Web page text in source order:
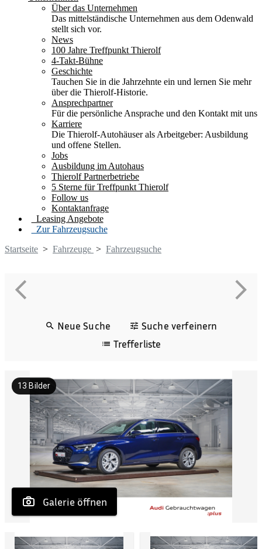
Über das Unternehmen
Das mittelständische Unternehmen aus dem Odenwald
stellt sich vor.
News
100 Jahre Treffpunkt Thierolf
4-Takt-Bühne
Geschichte
Tauchen Sie in die Jahrzehnte ein und lernen Sie mehr
über die Thierolf-Historie.
Ansprechpartner
Für die persönliche Ansprache und den Kontakt mit uns
Karriere
Die Thierolf-Autohäuser als Arbeitgeber: Ausbildung
und offene Stellen.
Jobs
Ausbildung im Autohaus
Thierolf Partnerbetriebe
5 Sterne für Treffpunkt Thierolf
Follow us
Kontaktanfrage
Leasing Angebote
Zur Fahrzeugsuche
Startseite > Fahrzeuge > Fahrzeugsuche
Neue Suche
Suche verfeinern
Trefferliste
Galerie öffnen
13 Bilder